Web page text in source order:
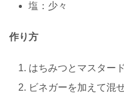
塩：少々
作り方
はちみつとマスター
ビネガーを加えて混